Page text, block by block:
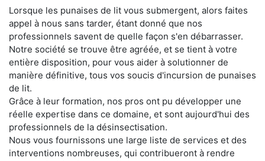
Lorsque les punaises de lit vous submergent, alors faites
appel à nous sans tarder, étant donné que nos
professionnels savent de quelle façon s'en débarrasser.
Notre société se trouve être agréée, et se tient à votre
entière disposition, pour vous aider à solutionner de
manière définitive, tous vos soucis d'incursion de punaises
de lit.
Grâce à leur formation, nos pros ont pu développer une
réelle expertise dans ce domaine, et sont aujourd'hui des
professionnels de la désinsectisation.
Nous vous fournissons une large liste de services et des
interventions nombreuses, qui contribueront à rendre